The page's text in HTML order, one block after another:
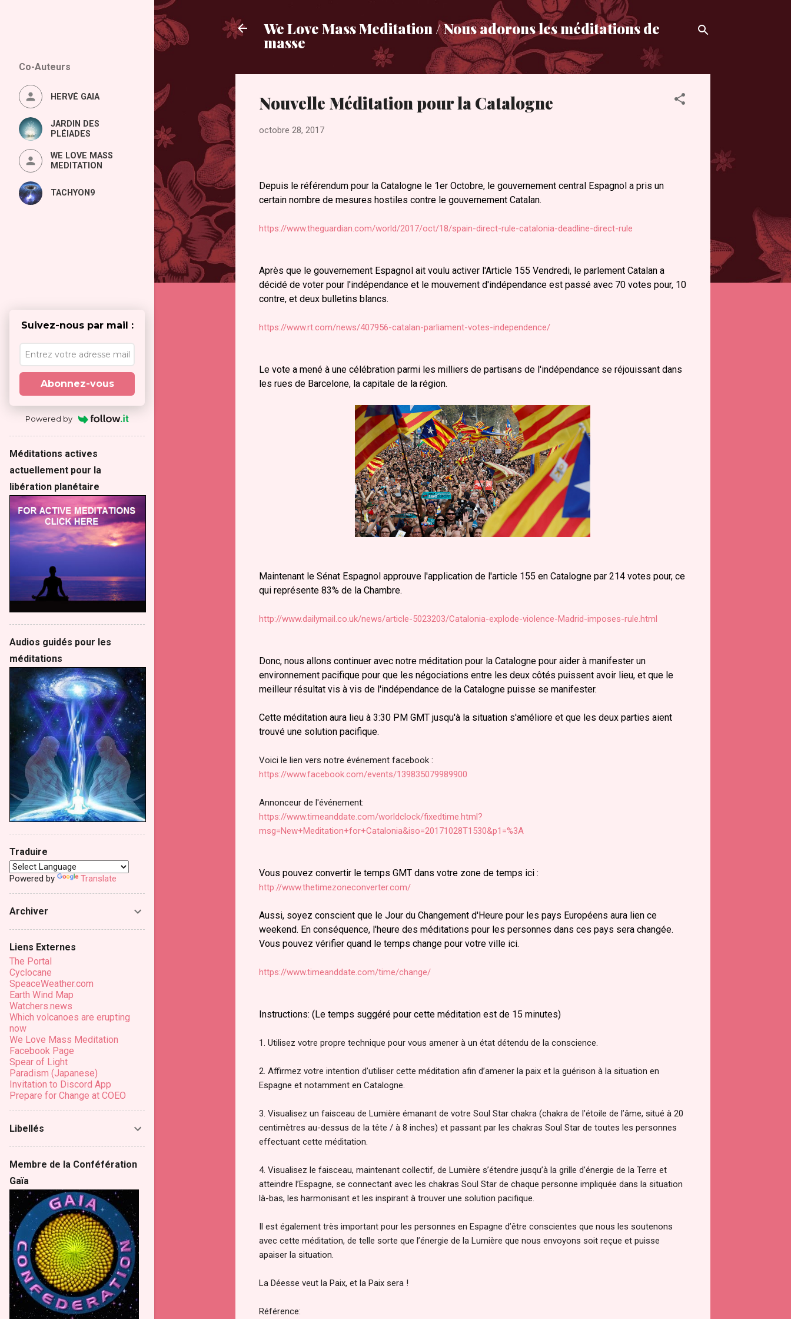
We Love Mass Meditation / Nous adorons les méditations de
masse
Nouvelle Méditation pour la Catalogne
octobre 28, 2017
Depuis le référendum pour la Catalogne le 1er Octobre, le gouvernement central Espagnol a pris un
certain nombre de mesures hostiles contre le gouvernement Catalan.
https://www.theguardian.com/world/2017/oct/18/spain-direct-rule-catalonia-deadline-direct-rule
Après que le gouvernement Espagnol ait voulu activer l'Article 155 Vendredi, le parlement Catalan a
décidé de voter pour l'indépendance et le mouvement d'indépendance est passé avec 70 votes pour, 10
contre, et deux bulletins blancs.
https://www.rt.com/news/407956-catalan-parliament-votes-independence/
Le vote a mené à une célébration parmi les milliers de partisans de l'indépendance se réjouissant dans
les rues de Barcelone, la capitale de la région.
Maintenant le Sénat Espagnol approuve l'application de l'article 155 en Catalogne par 214 votes pour, ce
qui représente 83% de la Chambre.
http://www.dailymail.co.uk/news/article-5023203/Catalonia-explode-violence-Madrid-imposes-rule.html
Donc, nous allons continuer avec notre méditation pour la Catalogne pour aider à manifester un
environnement pacifique pour que les négociations entre les deux côtés puissent avoir lieu, et que le
meilleur résultat vis à vis de l'indépendance de la Catalogne puisse se manifester.
Cette méditation aura lieu à 3:30 PM GMT jusqu'à la situation s'améliore et que les deux parties aient
trouvé une solution pacifique.
Voici le lien vers notre événement facebook :
https://www.facebook.com/events/139835079989900
Annonceur de l'événement:
https://www.timeanddate.com/worldclock/fixedtime.html?
msg=New+Meditation+for+Catalonia&iso=20171028T1530&p1=%3A
Vous pouvez convertir le temps GMT dans votre zone de temps ici :
http://www.thetimezoneconverter.com/
Aussi, soyez conscient que le Jour du Changement d'Heure pour les pays Européens aura lien ce
weekend. En conséquence, l'heure des méditations pour les personnes dans ces pays sera changée.
Vous pouvez vérifier quand le temps change pour votre ville ici.
https://www.timeanddate.com/time/change/
Instructions: (Le temps suggéré pour cette méditation est de 15 minutes)
1. Utilisez votre propre technique pour vous amener à un état détendu de la conscience.
2. Affirmez votre intention d’utiliser cette méditation afin d’amener la paix et la guérison à la situation en
Espagne et notamment en Catalogne.
3. Visualisez un faisceau de Lumière émanant de votre Soul Star chakra (chakra de l’étoile de l’âme, situé à 20
centimètres au-dessus de la tête / à 8 inches) et passant par les chakras Soul Star de toutes les personnes
effectuant cette méditation.
4. Visualisez le faisceau, maintenant collectif, de Lumière s’étendre jusqu’à la grille d’énergie de la Terre et
atteindre l’Espagne, se connectant avec les chakras Soul Star de chaque personne impliquée dans la situation
là-bas, les harmonisant et les inspirant à trouver une solution pacifique.
Il est également très important pour les personnes en Espagne d’être conscientes que nous les soutenons
avec cette méditation, de telle sorte que l’énergie de la Lumière que nous envoyons soit reçue et puisse
apaiser la situation.
La Déesse veut la Paix, et la Paix sera !
Référence:
Co-Auteurs
HERVÉ GAIA
JARDIN DES
PLÉIADES
WE LOVE MASS
MEDITATION
TACHYON9
Suivez-nous par mail :
Abonnez-vous
Powered by
Méditations actives
actuellement pour la
libération planétaire
Audios guidés pour les
méditations
Traduire
Powered by Translate
Archiver
Liens Externes
The Portal
Cyclocane
SpeaceWeather.com
Earth Wind Map
Watchers.news
Which volcanoes are erupting
now
We Love Mass Meditation
Facebook Page
Spear of Light
Paradism (Japanese)
Invitation to Discord App
Prepare for Change at COEO
Libellés
Membre de la Conféfération
Gaïa